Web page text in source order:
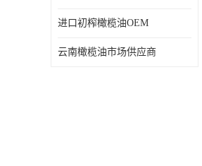
进口初榨橄榄油OEM
云南橄榄油市场供应商